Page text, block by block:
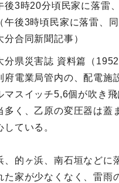
後3時20分頃民家に落雷
午後3時頃民家に落雷、
分合同新聞記事）
分県災害誌 資料篇（1952
府電業局管内の、配電施
マスイッチ5,6個が吹き
多く、乙原の変圧器は蓋
ている。
、的ヶ浜、南石垣などに
た家が少なくなく、雷雨